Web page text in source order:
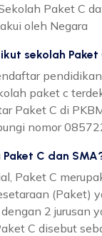
Paket C
oleh Negara
sekolah Paket
paket c
Paket C di
nomor
C dan
Paket C
(Paket)
2 jurusan
C disebut